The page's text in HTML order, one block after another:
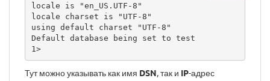
locale is "en_US.UTF-8"
locale charset is "UTF-8"
using default charset "UTF-8"
Default database being set to test
1>
Тут можно указывать как имя DSN, так и IP-адрес